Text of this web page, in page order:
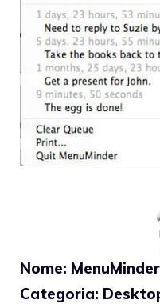
Nome:
Categoria: